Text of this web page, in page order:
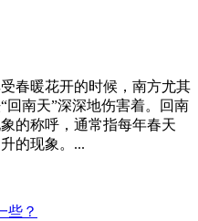
春暖花开的时候，南方尤其
回南天”深深地伤害着。回南
的称呼，通常指每年春天
的现象。...